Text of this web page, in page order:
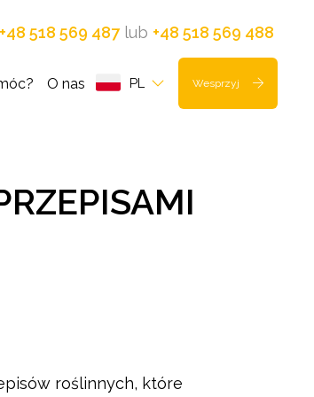
+48 518 569 487lub +48 518 569 488
O nas PL Wesprzyj
roślinnych, które